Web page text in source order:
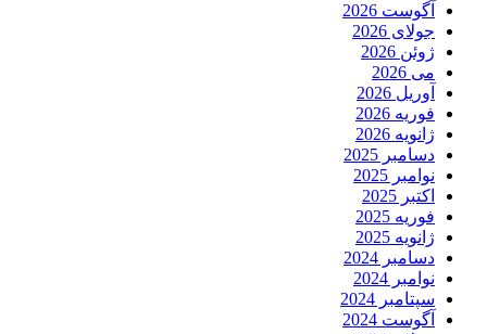
آگوست 2026
جولای 2026
ژوئن 2026
می 2026
آوریل 2026
فوریه 2026
ژانویه 2026
دسامبر 2025
نوامبر 2025
اکتبر 2025
فوریه 2025
ژانویه 2025
دسامبر 2024
نوامبر 2024
سپتامبر 2024
آگوست 2024